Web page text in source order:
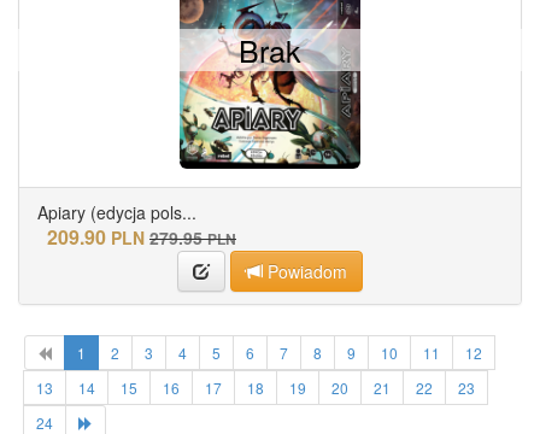
Apiary (edycja pols...
209.90 PLN 279.95 PLN
Powiadom
Brak
1 2 3 4 5 6 7 8 9 10 11
12
13
14 15 16 17 18 19 20 21 22
23
24